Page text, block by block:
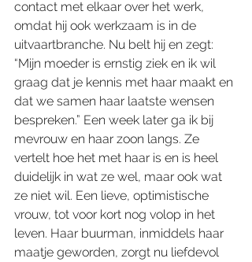
contact met elkaar over het werk,
omdat hij ook werkzaam is in de
uitvaartbranche. Nu belt hij en zegt:
“Mijn moeder is ernstig ziek en ik wil
graag dat je kennis met haar maakt en
dat we samen haar laatste wensen
bespreken.” Een week later ga ik bij
mevrouw en haar zoon langs. Ze
vertelt hoe het met haar is en is heel
duidelijk in wat ze wel, maar ook wat
ze niet wil. Een lieve, optimistische
vrouw, tot voor kort nog volop in het
leven. Haar buurman, inmiddels haar
maatje geworden, zorgt nu liefdevol